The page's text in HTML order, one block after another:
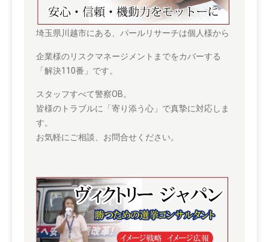
埼玉県川越市にある、パールリサーチは個人様から
企業様のリスクマネージメントまでをカバーする
「解決110番」です。
スタッフすべて警察OB。
皆様のトラブルに「寄り添う心」で真摯に対応しま
す。
お気軽にご相談、お問合せください。